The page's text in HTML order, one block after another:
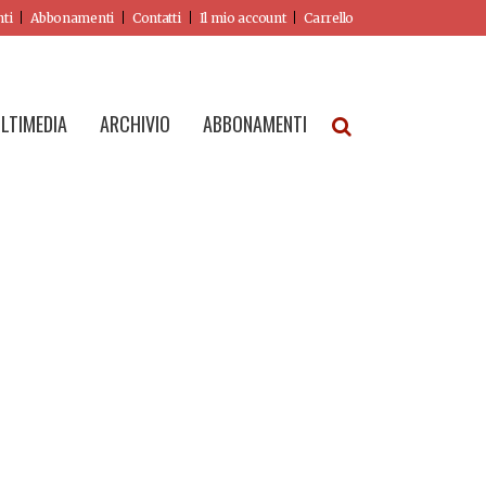
Abbonamenti Contatti Il mio account Carrello
ARCHIVIO ABBONAMENTI